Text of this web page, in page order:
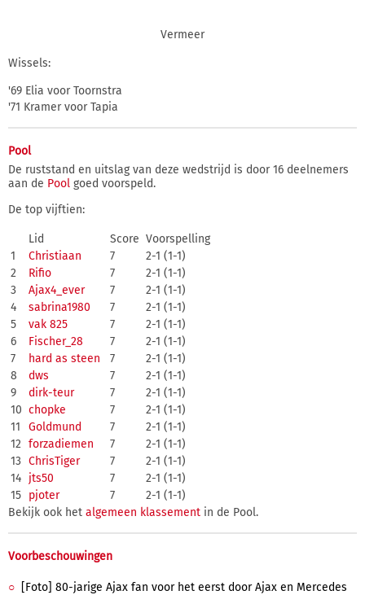
Vermeer
Wissels:
'69 Elia voor Toornstra
'71 Kramer voor Tapia
Pool
De ruststand en uitslag van deze wedstrijd is door 16 deelnemers
aan de Pool goed voorspeld.
De top vijftien:
Lid Score Voorspelling
1
Christiaan 7
2-1 (1-1)
2
Rifio 7
2-1 (1-1)
3
Ajax4_ever 7
2-1 (1-1)
4
sabrina1980 7
2-1 (1-1)
5
vak 825 7
2-1 (1-1)
6
Fischer_28 7
2-1 (1-1)
7
hard as steen 7
2-1 (1-1)
8
dws 7
2-1 (1-1)
9
dirk-teur 7
2-1 (1-1)
10 chopke 7
2-1 (1-1)
11
Goldmund 7
2-1 (1-1)
12 forzadiemen 7
2-1 (1-1)
13 ChrisTiger 7
2-1 (1-1)
14 jts50 7
2-1 (1-1)
15 pjoter 7
2-1 (1-1)
Bekijk ook het algemeen klassement in de Pool.
Voorbeschouwingen
[Foto] 80-jarige Ajax fan voor het eerst door Ajax en Mercedes